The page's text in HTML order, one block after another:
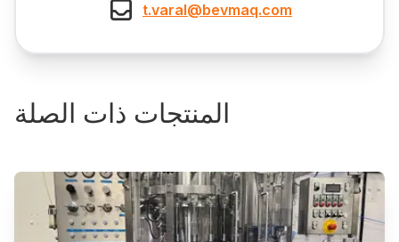
t.varal@bevmaq.com
المنتجات ذات الصلة